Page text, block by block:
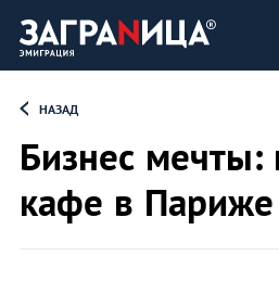
НАЗАД
Бизнес мечты:
кафе в Париже